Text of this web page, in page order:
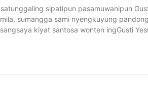
sipatipun pasamuwanipun
sumangga sami nyengkuyung
kiyat santosa wonten ingGusti